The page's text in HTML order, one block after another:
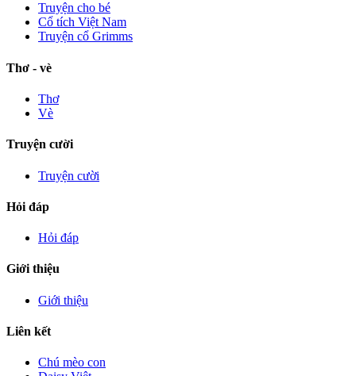
Truyện cho bé
Cổ tích Việt Nam
Truyện cổ Grimms
Thơ - vè
Thơ
Vè
Truyện cười
Truyện cười
Hỏi đáp
Hỏi đáp
Giới thiệu
Giới thiệu
Liên kết
Chú mèo con